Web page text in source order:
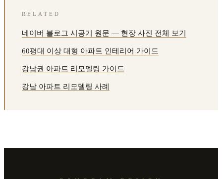
RELATED
네이버 블로그 시공기 원문 — 현장 사진 전체 보기
60평대 이상 대형 아파트 인테리어 가이드
강남권 아파트 리모델링 가이드
강남 아파트 리모델링 사례